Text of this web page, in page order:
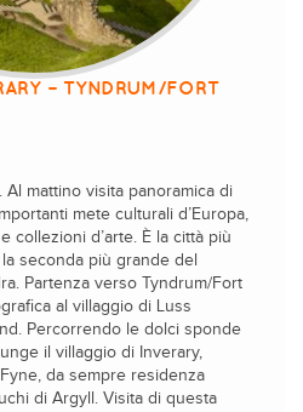
– TYNDRUM/FORT
Al mattino visita panoramica di
mete culturali d’Europa,
collezioni d’arte. È la città più
seconda più grande del
Partenza verso Tyndrum/Fort
al villaggio di Luss
Percorrendo le dolci sponde
il villaggio di Inverary,
da sempre residenza
di Argyll. Visita di questa